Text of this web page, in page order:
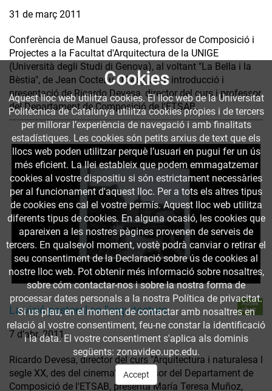
31 de març 2011
Conferència de Manuel Gausa, professor de Composició i
Projectes a la Facultat d'Arquitectura de la UNIGE
(Università degli Studi di Genova), al voltant "La Bella i la
Bèstia", de Jean Cocteau (1946), amb introducció i
presentació de Ricardo Devesa, director del curs i professor
del Departament de Composició de l'ETSAB.
La visió pastoral en l'arquitectura
Accés
obert
7 d’abr. 2011
Ricardo Devesa, director del curs "Arquitectura i naturalesa l
segle XX, des del cinema", i professor del Departament de
Composició de l'ETSAB, presenta María Teresa Muñoz,
Cookies
Aquest lloc web utilitza cookies. El lloc web de la Universitat
Politècnica de Catalunya utilitza cookies pròpies i de tercers
per millorar l’experiència de navegació i amb finalitats
estadístiques. Les cookies són petits arxius de text que els
llocs web poden utilitzar perquè l’usuari en pugui fer un ús
més eficient. La llei estableix que podem emmagatzemar
cookies al vostre dispositiu si són estrictament necessàries
per al funcionament d'aquest lloc. Per a tots els altres tipus
de cookies ens cal el vostre permís. Aquest lloc web utilitza
diferents tipus de cookies. En alguna ocasió, les cookies que
apareixen a les nostres pàgines provenen de serveis de
tercers. En qualsevol moment, vostè podrà canviar o retirar el
seu consentiment de la Declaració sobre ús de cookies al
nostre lloc web. Pot obtenir més informació sobre nosaltres,
sobre cóm contactar-nos i sobre la nostra forma de
processar dates personals a la nostra Política de privacitat.
Si us plau, en el moment de contactar amb nosaltres en
relació al vostre consentiment, feu-ne constar la identificació
i la data. El vostre consentiment s'aplica als dominis
següents: zonavideo.upc.edu.
Accept